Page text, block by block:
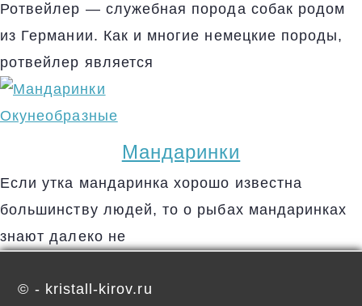
Ротвейлер — служебная порода собак родом
из Германии. Как и многие немецкие породы,
ротвейлер является
Окунеобразные
Мандаринки
Если утка мандаринка хорошо известна
большинству людей, то о рыбах мандаринках
знают далеко не
© - kristall-kirov.ru